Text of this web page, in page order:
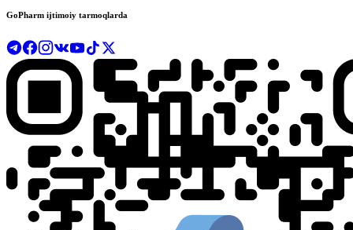
GoPharm ijtimoiy tarmoqlarda